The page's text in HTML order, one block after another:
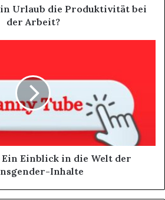
Urlaub die Produktivität bei
der Arbeit?
Einblick in die Welt der
Inhalte